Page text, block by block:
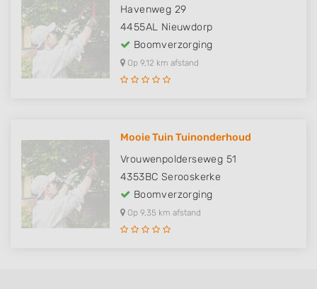
Havenweg 29
4455AL Nieuwdorp
Boomverzorging
Op 9,12 km afstand
Mooie Tuin Tuinonderhoud
Vrouwenpolderseweg 51
4353BC Serooskerke
Boomverzorging
Op 9,35 km afstand